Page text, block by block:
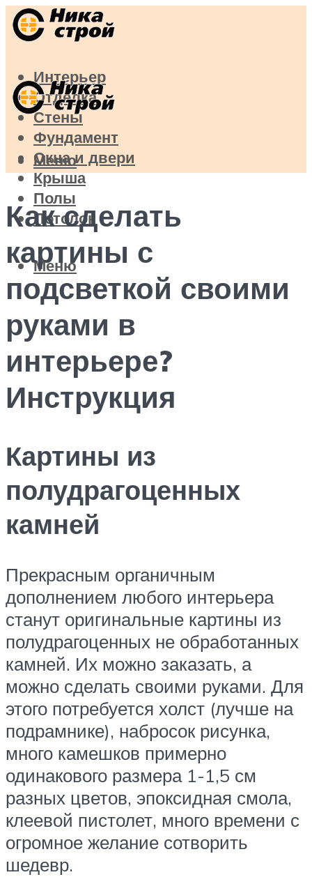
Интерьер
Отделка
Стены
Фундамент
Окна и двери
Крыша
Полы
Потолок
Меню
Меню
Как сделать
картины с
подсветкой своими
руками в
интерьере?
Инструкция
Картины из
полудрагоценных
камней
Прекрасным органичным
дополнением любого интерьера
станут оригинальные картины из
полудрагоценных не обработанных
камней. Их можно заказать, а
можно сделать своими руками. Для
этого потребуется холст (лучше на
подрамнике), набросок рисунка,
много камешков примерно
одинакового размера 1-1,5 см
разных цветов, эпоксидная смола,
клеевой пистолет, много времени с
огромное желание сотворить
шедевр.